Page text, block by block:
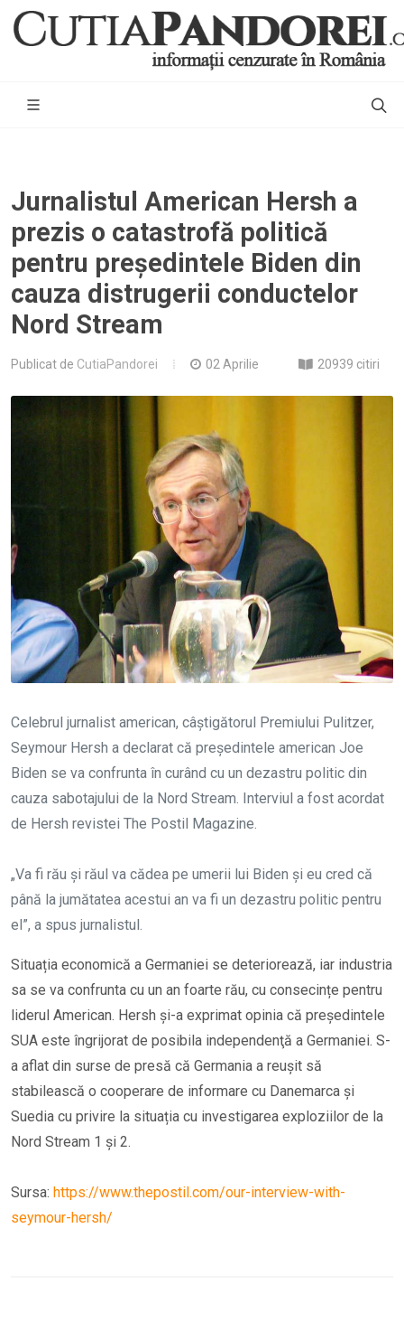
Jurnalistul American Hersh a
prezis o catastrofă politică
pentru președintele Biden din
cauza distrugerii conductelor
Nord Stream
Publicat de CutiaPandorei 02 Aprilie 20939 citiri
Celebrul jurnalist american, câștigătorul Premiului Pulitzer,
Seymour Hersh a declarat că președintele american Joe
Biden se va confrunta în curând cu un dezastru politic din
cauza sabotajului de la Nord Stream. Interviul a fost acordat
de Hersh revistei The Postil Magazine.
„Va fi rău și răul va cădea pe umerii lui Biden și eu cred că
până la jumătatea acestui an va fi un dezastru politic pentru
el”, a spus jurnalistul.
Situația economică a Germaniei se deteriorează, iar industria
sa se va confrunta cu un an foarte rău, cu consecințe pentru
liderul American. Hersh şi-a exprimat opinia că preşedintele
SUA este îngrijorat de posibila independenţă a Germaniei. S-
a aflat din surse de presă că Germania a reușit să
stabilească o cooperare de informare cu Danemarca și
Suedia cu privire la situația cu investigarea exploziilor de la
Nord Stream 1 și 2.
Sursa: https://www.thepostil.com/our-interview-with-
seymour-hersh/